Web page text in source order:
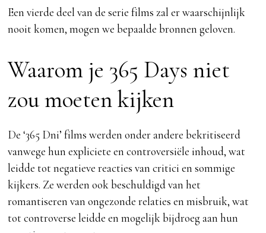
Een vierde deel van de serie films zal er waarschijnlijk
nooit komen, mogen we bepaalde bronnen geloven.
Waarom je 365 Days niet
zou moeten kijken
De ‘365 Dni’ films werden onder andere bekritiseerd
vanwege hun expliciete en controversiële inhoud, wat
leidde tot negatieve reacties van critici en sommige
kijkers. Ze werden ook beschuldigd van het
romantiseren van ongezonde relaties en misbruik, wat
tot controverse leidde en mogelijk bijdroeg aan hun